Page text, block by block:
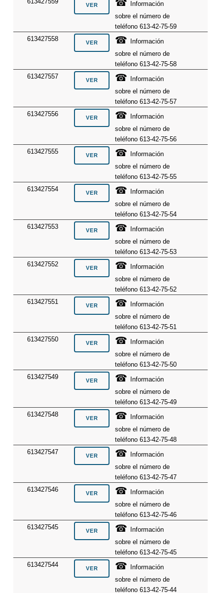
☎ Información
sobre el número de
teléfono 613-42-75-59
613427558
☎ Información
sobre el número de
teléfono 613-42-75-58
613427557
☎ Información
sobre el número de
teléfono 613-42-75-57
613427556
☎ Información
sobre el número de
teléfono 613-42-75-56
613427555
☎ Información
sobre el número de
teléfono 613-42-75-55
613427554
☎ Información
sobre el número de
teléfono 613-42-75-54
613427553
☎ Información
sobre el número de
teléfono 613-42-75-53
613427552
☎ Información
sobre el número de
teléfono 613-42-75-52
613427551
☎ Información
sobre el número de
teléfono 613-42-75-51
613427550
☎ Información
sobre el número de
teléfono 613-42-75-50
613427549
☎ Información
sobre el número de
teléfono 613-42-75-49
613427548
☎ Información
sobre el número de
teléfono 613-42-75-48
613427547
☎ Información
sobre el número de
teléfono 613-42-75-47
613427546
☎ Información
sobre el número de
teléfono 613-42-75-46
613427545
☎ Información
sobre el número de
teléfono 613-42-75-45
613427544
☎ Información
sobre el número de
teléfono 613-42-75-44